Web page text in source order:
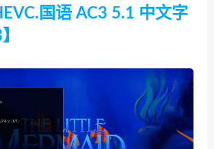
国语 AC3 5.1 中文字